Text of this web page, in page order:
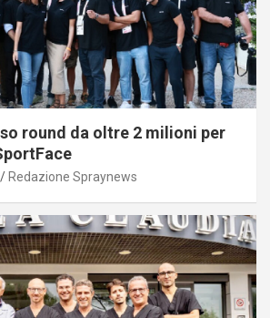
round da oltre 2 milioni per
Redazione Spraynews